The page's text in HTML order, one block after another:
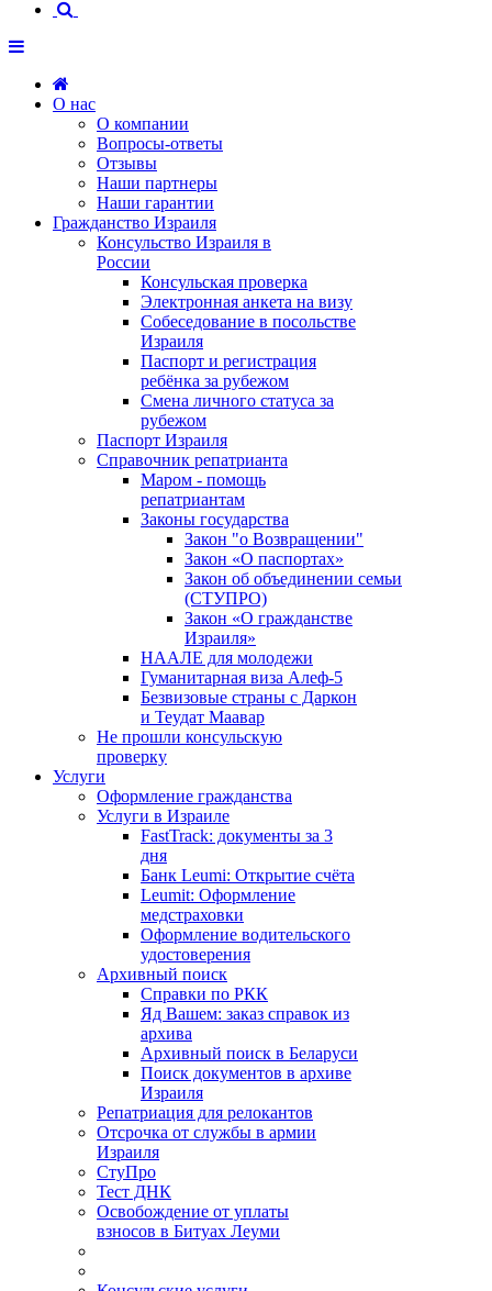
О нас
О компании
Вопросы-ответы
Отзывы
Наши партнеры
Наши гарантии
Гражданство Израиля
Консульство Израиля в
России
Консульская проверка
Электронная анкета на визу
Собеседование в посольстве
Израиля
Паспорт и регистрация
ребёнка за рубежом
Смена личного статуса за
рубежом
Паспорт Израиля
Справочник репатрианта
Маром - помощь
репатриантам
Законы государства
Закон "о Возвращении"
Закон «О паспортах»
Закон об объединении семьи
(СТУПРО)
Закон «О гражданстве
Израиля»
НААЛЕ для молодежи
Гуманитарная виза Алеф-5
Безвизовые страны с Даркон
и Теудат Маавар
Не прошли консульскую
проверку
Услуги
Оформление гражданства
Услуги в Израиле
FastTrack: документы за 3
дня
Банк Leumi: Открытие счёта
Leumit: Оформление
медстраховки
Оформление водительского
удостоверения
Архивный поиск
Справки по РКК
Яд Вашем: заказ справок из
архива
Архивный поиск в Беларуси
Поиск документов в архиве
Израиля
Репатриация для релокантов
Отсрочка от службы в армии
Израиля
СтуПро
Тест ДНК
Освобождение от уплаты
взносов в Битуах Леуми